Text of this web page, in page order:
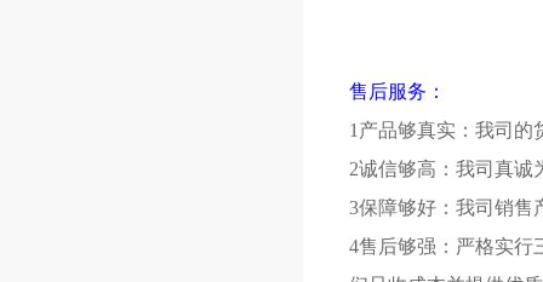
售后服务：
1产品够真实：我司的
2诚信够高：我司真诚
3保障够好：我司销售
4售后够强：严格实行